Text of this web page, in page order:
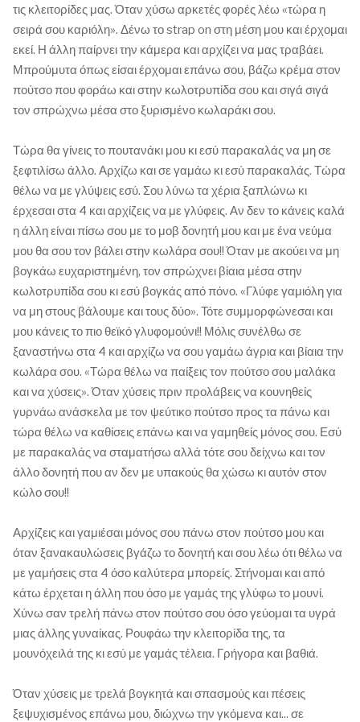
τις κλειτορίδες μας. Όταν χύσω αρκετές φορές λέω «τώρα η
σειρά σου καριόλη». Δένω το strap on στη μέση μου και έρχομαι
εκεί. Η άλλη παίρνει την κάμερα και αρχίζει να μας τραβάει.
Μπρούμυτα όπως είσαι έρχομαι επάνω σου, βάζω κρέμα στον
πούτσο που φοράω και στην κωλοτρυπίδα σου και σιγά σιγά
τον σπρώχνω μέσα στο ξυρισμένο κωλαράκι σου.
Τώρα θα γίνεις το πουτανάκι μου κι εσύ παρακαλάς να μη σε
ξεφτιλίσω άλλο. Αρχίζω και σε γαμάω κι εσύ παρακαλάς. Τώρα
θέλω να με γλύψεις εσύ. Σου λύνω τα χέρια ξαπλώνω κι
έρχεσαι στα 4 και αρχίζεις να με γλύφεις. Αν δεν το κάνεις καλά
η άλλη είναι πίσω σου με το μοβ δονητή μου και με ένα νεύμα
μου θα σου τον βάλει στην κωλάρα σου!! Όταν με ακούει να μη
βογκάω ευχαριστημένη, τον σπρώχνει βίαια μέσα στην
κωλοτρυπίδα σου κι εσύ βογκάς από πόνο. «Γλύφε γαμιόλη για
να μη στους βάλουμε και τους δύο». Τότε συμμορφώνεσαι και
μου κάνεις το πιο θεϊκό γλυφομούνι!! Μόλις συνέλθω σε
ξαναστήνω στα 4 και αρχίζω να σου γαμάω άγρια και βίαια την
κωλάρα σου. «Τώρα θέλω να παίξεις τον πούτσο σου μαλάκα
και να χύσεις». Όταν χύσεις πριν προλάβεις να κουνηθείς
γυρνάω ανάσκελα με τον ψεύτικο πούτσο προς τα πάνω και
τώρα θέλω να καθίσεις επάνω και να γαμηθείς μόνος σου. Εσύ
με παρακαλάς να σταματήσω αλλά τότε σου δείχνω και τον
άλλο δονητή που αν δεν με υπακούς θα χώσω κι αυτόν στον
κώλο σου!!
Αρχίζεις και γαμιέσαι μόνος σου πάνω στον πούτσο μου και
όταν ξανακαυλώσεις βγάζω το δονητή και σου λέω ότι θέλω να
με γαμήσεις στα 4 όσο καλύτερα μπορείς. Στήνομαι και από
κάτω έρχεται η άλλη που όσο με γαμάς της γλύφω το μουνί.
Χύνω σαν τρελή πάνω στον πούτσο σου όσο γεύομαι τα υγρά
μιας άλλης γυναίκας. Ρουφάω την κλειτορίδα της, τα
μουνόχειλά της κι εσύ με γαμάς τέλεια. Γρήγορα και βαθιά.
Όταν χύσεις με τρελά βογκητά και σπασμούς και πέσεις
ξεψυχισμένος επάνω μου, διώχνω την γκόμενα και... σε